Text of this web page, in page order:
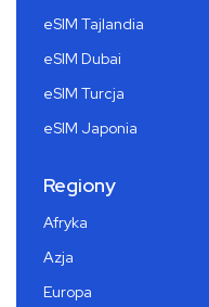
eSIM Tajlandia
eSIM Dubai
eSIM Turcja
eSIM Japonia
Regiony
Afryka
Azja
Europa